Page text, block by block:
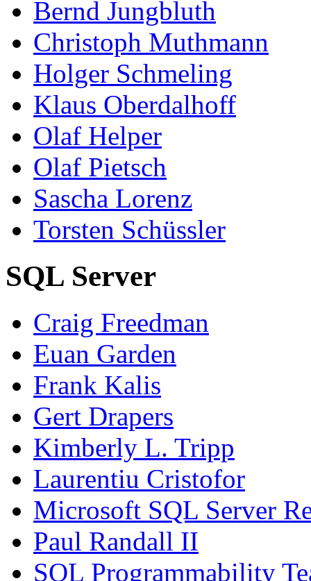
Bernd Jungbluth
Christoph Muthmann
Holger Schmeling
Klaus Oberdalhoff
Olaf Helper
Olaf Pietsch
Sascha Lorenz
Torsten Schüssler
SQL Server
Craig Freedman
Euan Garden
Frank Kalis
Gert Drapers
Kimberly L. Tripp
Laurentiu Cristofor
Microsoft SQL Server
Paul Randall II
SQL Programmability